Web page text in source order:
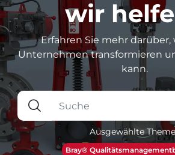
wir
Erfahren Sie mehr darüber,
Unternehmen transformieren
kann.
Ausgewählte
Bray®